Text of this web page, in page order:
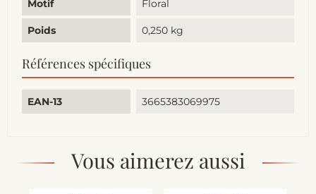
Motif Floral
Poids 0,250 kg
Références spécifiques
EAN-13 3665383069975
Vous aimerez aussi